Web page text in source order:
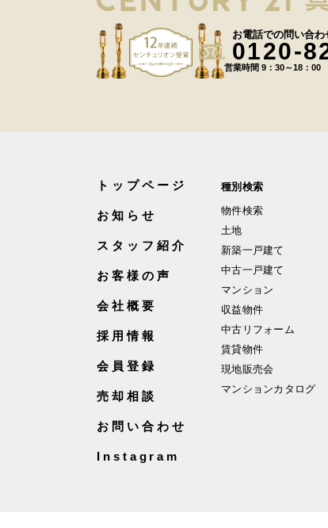
お電話での問い合わ
0120-
営業時間 9：30～18：00
トップページ
お知らせ
スタッフ紹介
お客様の声
会社概要
採用情報
会員登録
売却相談
お問い合わせ
Instagram
種別検索
物件検索
土地
新築一戸建て
中古一戸建て
マンション
収益物件
中古リフォーム
賃貸物件
現地販売会
マンションカタログ